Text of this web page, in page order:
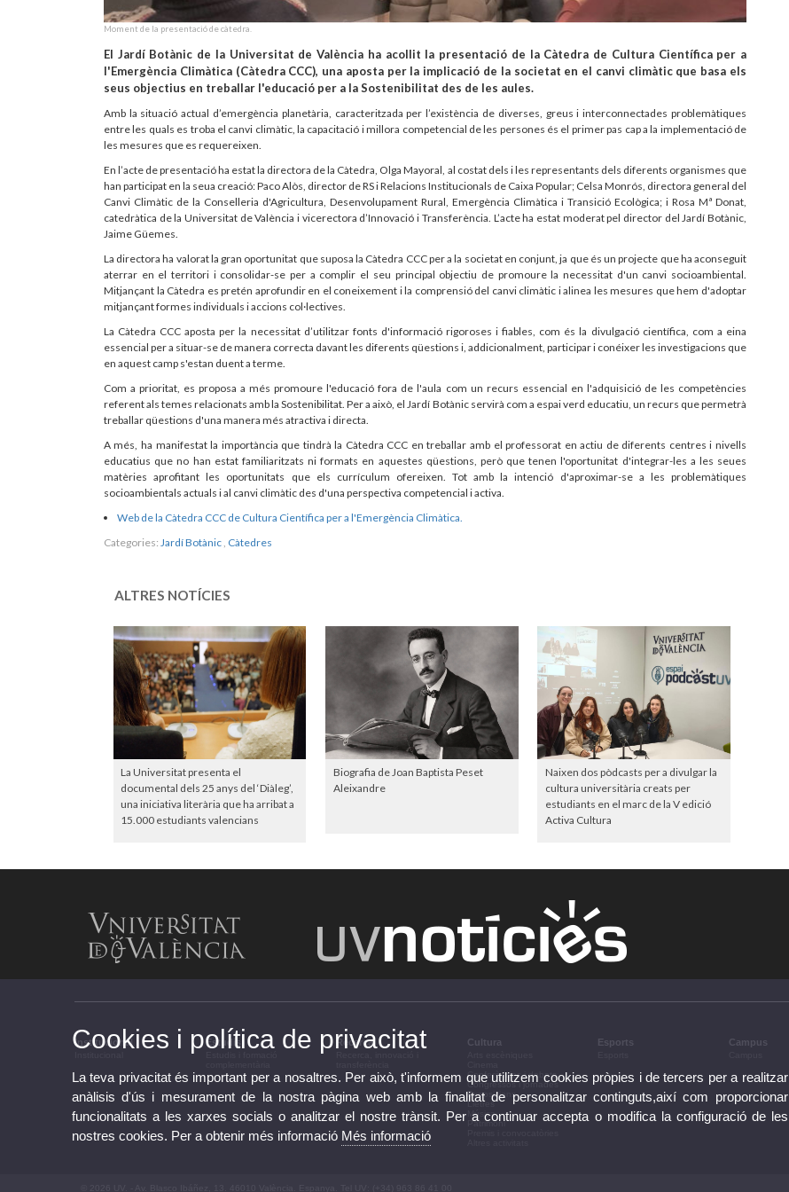
Moment de la presentació de càtedra.
El Jardí Botànic de la Universitat de València ha acollit la presentació de la Càtedra de Cultura Científica per a
l'Emergència Climàtica (Càtedra CCC), una aposta per la implicació de la societat en el canvi climàtic que basa els
seus objectius en treballar l'educació per a la Sostenibilitat des de les aules.
Amb la situació actual d’emergència planetària, caracteritzada per l’existència de diverses, greus i interconnectades problemàtiques
entre les quals es troba el canvi climàtic, la capacitació i millora competencial de les persones és el primer pas cap a la implementació de
les mesures que es requereixen.
En l’acte de presentació ha estat la directora de la Càtedra, Olga Mayoral, al costat dels i les representants dels diferents organismes que
han participat en la seua creació: Paco Alòs, director de RS i Relacions Institucionals de Caixa Popular; Celsa Monrós, directora general del
Canvi Climàtic de la Conselleria d'Agricultura, Desenvolupament Rural, Emergència Climàtica i Transició Ecològica; i Rosa Mª Donat,
catedràtica de la Universitat de València i vicerectora d’Innovació i Transferència. L’acte ha estat moderat pel director del Jardí Botànic,
Jaime Güemes.
La directora ha valorat la gran oportunitat que suposa la Càtedra CCC per a la societat en conjunt, ja que és un projecte que ha aconseguit
aterrar en el territori i consolidar-se per a complir el seu principal objectiu de promoure la necessitat d'un canvi socioambiental.
Mitjançant la Càtedra es pretén aprofundir en el coneixement i la comprensió del canvi climàtic i alinea les mesures que hem d'adoptar
mitjançant formes individuals i accions col·lectives.
La Càtedra CCC aposta per la necessitat d’utilitzar fonts d'informació rigoroses i fiables, com és la divulgació científica, com a eina
essencial per a situar-se de manera correcta davant les diferents qüestions i, addicionalment, participar i conéixer les investigacions que
en aquest camp s'estan duent a terme.
Com a prioritat, es proposa a més promoure l'educació fora de l'aula com un recurs essencial en l'adquisició de les competències
referent als temes relacionats amb la Sostenibilitat. Per a això, el Jardí Botànic servirà com a espai verd educatiu, un recurs que permetrà
treballar qüestions d'una manera més atractiva i directa.
A més, ha manifestat la importància que tindrà la Càtedra CCC en treballar amb el professorat en actiu de diferents centres i nivells
educatius que no han estat familiaritzats ni formats en aquestes qüestions, però que tenen l'oportunitat d'integrar-les a les seues
matèries aprofitant les oportunitats que els currículum ofereixen. Tot amb la intenció d'aproximar-se a les problemàtiques
socioambientals actuals i al canvi climàtic des d'una perspectiva competencial i activa.
Web de la Càtedra CCC de Cultura Científica per a l'Emergència Climàtica.
Categories: Jardí Botànic, Càtedres
ALTRES NOTÍCIES
La Universitat presenta el
documental dels 25 anys del ‘Diàleg’,
una iniciativa literària que ha arribat a
15.000 estudiants valencians
Biografia de Joan Baptista Peset
Aleixandre
Naixen dos pòdcasts per a divulgar la
cultura universitària creats per
estudiants en el marc de la V edició
Activa Cultura
Institucional Estudis Recerca Cultura
Conferències i debats
Congressos i jornades
Exposicions
Lletres
Música
Patrimoni
Esports Campus
Cookies i política de privacitat
La teva privacitat és important per a nosaltres. Per això, t'informem que utilitzem cookies pròpies i de tercers per a realitzar
anàlisis d'ús i mesurament de la nostra pàgina web amb la finalitat de personalitzar continguts,així com proporcionar
funcionalitats a les xarxes socials o analitzar el nostre trànsit. Per a continuar accepta o modifica la configuració de les
nostres cookies. Per a obtenir més informació Més informació